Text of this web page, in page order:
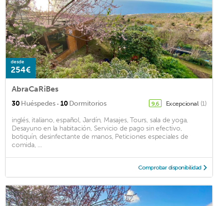
desde
254€
AbraCaRiBes
30 Huéspedes · 10 Dormitorios 9,6 Excepcional (1)
inglés, italiano, español, Jardín, Masajes, Tours, sala de yoga,
Desayuno en la habitación, Servicio de pago sin efectivo,
botiquín, desinfectante de manos, Peticiones especiales de
comida, ...
Comprobar disponibilidad